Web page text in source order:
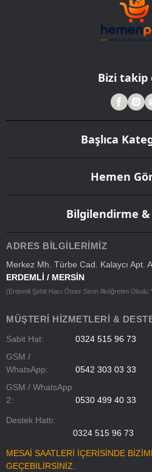
Bizi takip
Başlıca
Hemen
Bilgilendirme
ADRES BILGILERIMIZ
Merkez Mh. Türbe Cad. Kalaycı Apt.
ERDEMLİ / MERSİN
(Erdemli Şehit Hacı Ömer Serin İlköğretim Okulu
MÜŞTERI HIZMETLERI &
Sabit Hat:
0324 515 96 73
GSM /
WhatsApp:
0542 303 03 33
GSM / WhatsApp
2:
0530 499 40 33
Destek Hattı:
0324 515 96 73
MESAİ SAATLERİ İÇERİSİNDE
GEÇEBİLİRSİNİZ.